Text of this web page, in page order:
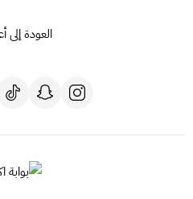
العودة إلى